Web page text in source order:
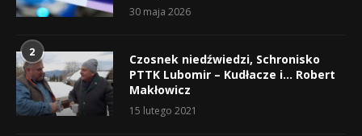
30 maja 2026
2
Czosnek niedźwiedzi, Schronisko
PTTK Lubomir – Kudłacze i… Robert
Makłowicz
15 lutego 2021